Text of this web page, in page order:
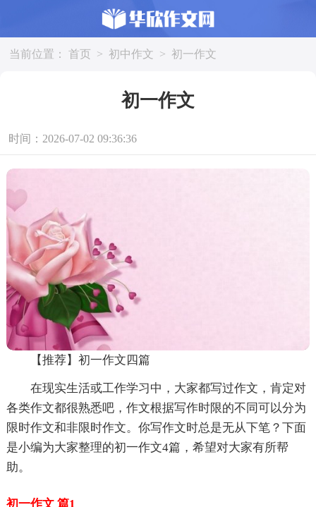
当前位置： 首页 > 初中作文 > 初一作文
初一作文
时间：2026-07-02 09:36:36
【推荐】初一作文四篇
在现实生活或工作学习中，大家都写过作文，肯定对
各类作文都很熟悉吧，作文根据写作时限的不同可以分为
限时作文和非限时作文。你写作文时总是无从下笔？下面
是小编为大家整理的初一作文4篇，希望对大家有所帮
助。
初一作文 篇1